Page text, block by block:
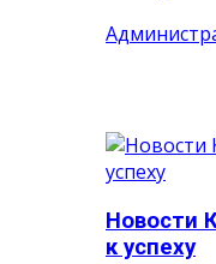
Новости
к успеху